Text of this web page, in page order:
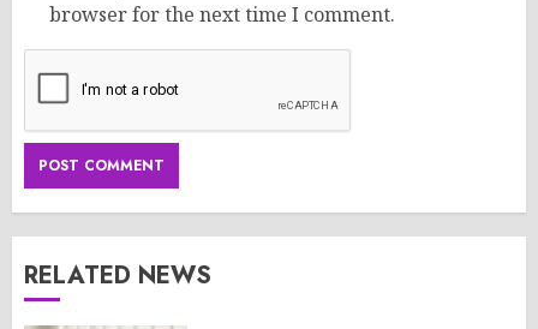
browser for the next time I comment.
RELATED NEWS